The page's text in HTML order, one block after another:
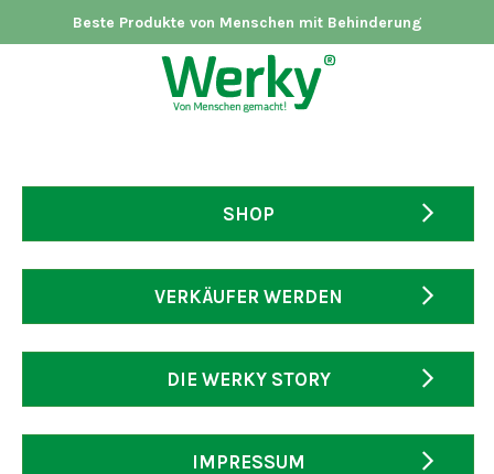
Beste Produkte von Menschen mit Behinderung
SHOP
VERKÄUFER WERDEN
DIE WERKY STORY
IMPRESSUM